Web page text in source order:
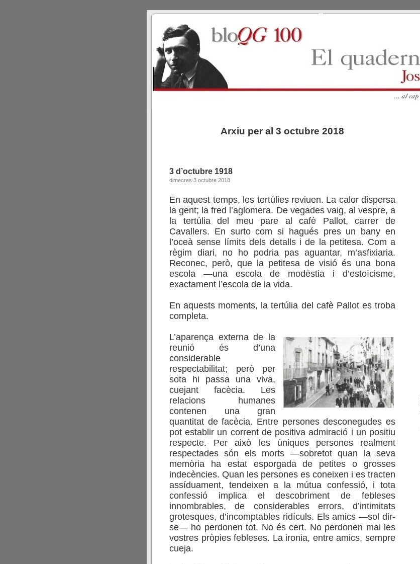
Arxiu per al 3 octubre 2018
3 d’octubre 1918
dimecres 3 octubre 2018
En aquest temps, les tertúlies reviuen. La calor dispersa
la gent; la fred l’aglomera. De vegades vaig, al vespre, a
la tertúlia del meu pare al cafè Pallot, carrer de
Cavallers. En surto com si hagués pres un bany en
l’oceà sense límits dels detalls i de la petitesa. Com a
règim diari, no ho podria pas aguantar, m’asfixiaria.
Reconec, però, que la petitesa de visió és una bona
escola —una escola de modèstia i d’estoïcisme,
exactament l’escola de la vida.
En aquests moments, la tertúlia del cafè Pallot es troba
completa.
L’aparença externa de la
reunió és d’una
considerable
respectabilitat; però per
sota hi passa una viva,
cuejant facècia. Les
relacions humanes
contenen una gran
quantitat de facècia. Entre persones desconegudes es
pot establir un corrent de positiva admiració i un positiu
respecte. Per això les úniques persones realment
respectades són els morts —sobretot quan la seva
memòria ha estat esporgada de petites o grosses
indecències. Quan les persones es coneixen i es tracten
assíduament, tendeixen a la mútua confessió, i tota
confessió implica el descobriment de febleses
innombrables, de considerables errors, d’intimitats
grotesques, d’incomptables ridículs. Els amics —sol dir-
se— ho perdonen tot. No és cert. No perdonen mai les
vostres pròpies febleses. La ironia, entre amics, sempre
cueja.